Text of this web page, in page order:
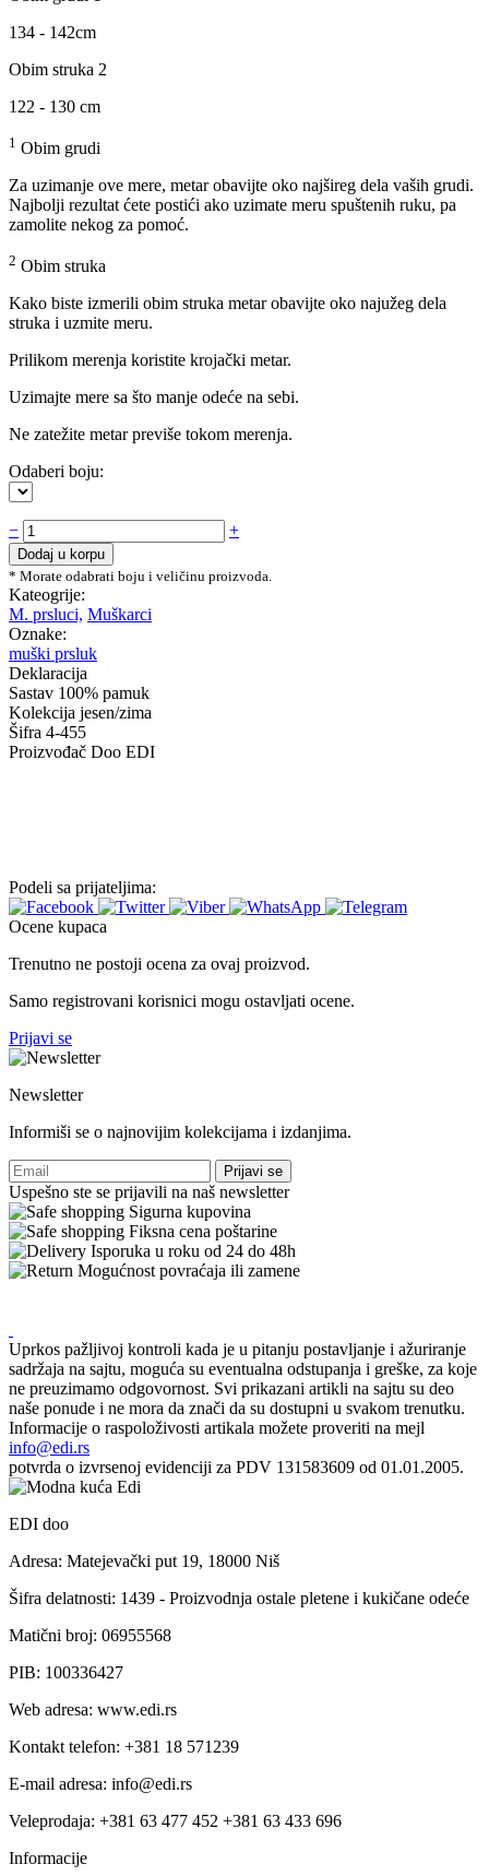
134 - 142cm
Obim struka 2
122 - 130 cm
1 Obim grudi
Za uzimanje ove mere, metar obavijte oko najšireg dela vaših grudi.
Najbolji rezultat ćete postići ako uzimate meru spuštenih ruku, pa
zamolite nekog za pomoć.
2 Obim struka
Kako biste izmerili obim struka metar obavijte oko najužeg dela
struka i uzmite meru.
Prilikom merenja koristite krojački metar.
Uzimajte mere sa što manje odeće na sebi.
Ne zatežite metar previše tokom merenja.
Odaberi boju:
− Muški
pleteni
prsluk
od
pamuka
quantity
+
Dodaj u korpu
* Morate odabrati boju i veličinu proizvoda.
Kateogrije:
M. prsluci, Muškarci
Oznake:
muški prsluk
Deklaracija
Sastav 100% pamuk
Kolekcija jesen/zima
Šifra 4-455
Proizvođač Doo EDI
Podeli sa prijateljima:
Ocene kupaca
Trenutno ne postoji ocena za ovaj proizvod.
Samo registrovani korisnici mogu ostavljati ocene.
Prijavi se
Newsletter
Informiši se o najnovijim kolekcijama i izdanjima.
Prijavi se
Uspešno ste se prijavili na naš newsletter
Sigurna kupovina
Fiksna cena poštarine
Isporuka u roku od 24 do 48h
Mogućnost povraćaja ili zamene
Uprkos pažljivoj kontroli kada je u pitanju postavljanje i ažuriranje
sadržaja na sajtu, moguća su eventualna odstupanja i greške, za koje
ne preuzimamo odgovornost. Svi prikazani artikli na sajtu su deo
naše ponude i ne mora da znači da su dostupni u svakom trenutku.
Informacije o raspoloživosti artikala možete proveriti na mejl
info@edi.rs
potvrda o izvrsenoj evidenciji za PDV 131583609 od 01.01.2005.
EDI doo
Adresa: Matejevački put 19, 18000 Niš
Šifra delatnosti: 1439 - Proizvodnja ostale pletene i kukičane odeće
Matični broj: 06955568
PIB: 100336427
Web adresa: www.edi.rs
Kontakt telefon: +381 18 571239
E-mail adresa: info@edi.rs
Veleprodaja: +381 63 477 452 +381 63 433 696
Informacije